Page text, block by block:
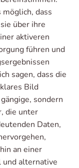
dass
über ihre
aktiveren
führen und
sagen, dass die
Bild
sondern
die unter
Daten,
an einer
alternative